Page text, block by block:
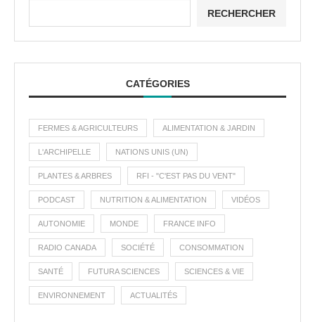
RECHERCHER
CATÉGORIES
FERMES & AGRICULTEURS ALIMENTATION & JARDIN
L'ARCHIPELLE NATIONS UNIS (UN)
PLANTES & ARBRES RFI - "C'EST PAS DU VENT"
PODCAST NUTRITION & ALIMENTATION VIDÉOS
AUTONOMIE MONDE FRANCE INFO
RADIO CANADA SOCIÉTÉ CONSOMMATION
SANTÉ FUTURA SCIENCES SCIENCES & VIE
ENVIRONNEMENT ACTUALITÉS